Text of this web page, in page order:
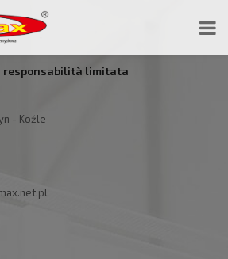
responsabilità limitata
- Koźle